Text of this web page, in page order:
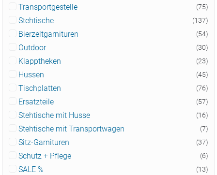
Transportgestelle (75)
Stehtische (137)
Bierzeltgarnituren (54)
Outdoor (30)
Klapptheken (23)
Hussen (45)
Tischplatten (76)
Ersatzteile (57)
Stehtische mit Husse (16)
Stehtische mit Transportwagen (7)
Sitz-Garnituren (37)
Schutz + Pflege (6)
SALE % (13)